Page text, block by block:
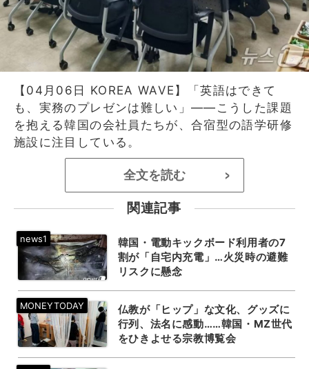
【04月06日 KOREA WAVE】「英語はできて
も、実務のプレゼンは難しい」――こうした課題
を抱える韓国の会社員たちが、合宿型の語学研修
施設に注目している。
全文を読む >
関連記事
韓国・電動キックボード利用者の7
割が「自宅内充電」…火災時の避難
リスクに懸念
仏教が「ヒップ」な文化、グッズに
行列、法名に感動……韓国・MZ世代
をひきよせる宗教博覧会